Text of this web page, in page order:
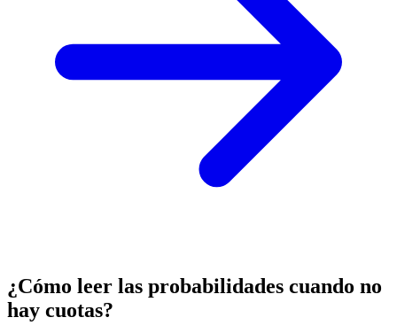
¿Cómo leer las probabilidades cuando no
hay cuotas?